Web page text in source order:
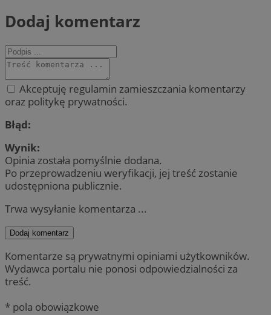
Dodaj komentarz
Akceptuję regulamin zamieszczania komentarzy
oraz politykę prywatności.
Błąd:
Wynik:
Opinia została pomyślnie dodana.
Po przeprowadzeniu weryfikacji, jej treść zostanie
udostępniona publicznie.
Trwa wysyłanie komentarza ...
Dodaj komentarz
Komentarze są prywatnymi opiniami użytkowników.
Wydawca portalu nie ponosi odpowiedzialności za
treść.
* pola obowiązkowe